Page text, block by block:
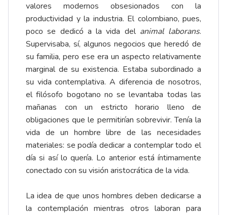
valores modernos obsesionados con la
productividad y la industria. El colombiano, pues,
poco se dedicó a la vida del animal laborans.
Supervisaba, sí, algunos negocios que heredó de
su familia, pero ese era un aspecto relativamente
marginal de su existencia. Estaba subordinado a
su vida contemplativa. A diferencia de nosotros,
el filósofo bogotano no se levantaba todas las
mañanas con un estricto horario lleno de
obligaciones que le permitirían sobrevivir. Tenía la
vida de un hombre libre de las necesidades
materiales: se podía dedicar a contemplar todo el
día si así lo quería. Lo anterior está íntimamente
conectado con su visión aristocrática de la vida.
La idea de que unos hombres deben dedicarse a
la contemplación mientras otros laboran para